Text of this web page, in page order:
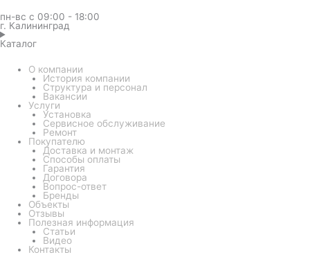
пн-вс с 09:00 - 18:00
г. Калининград
Каталог
О компании
История компании
Структура и персонал
Вакансии
Услуги
Установка
Сервисное обслуживание
Ремонт
Покупателю
Доставка и монтаж
Способы оплаты
Гарантия
Договора
Вопрос-ответ
Бренды
Объекты
Отзывы
Полезная информация
Статьи
Видео
Контакты